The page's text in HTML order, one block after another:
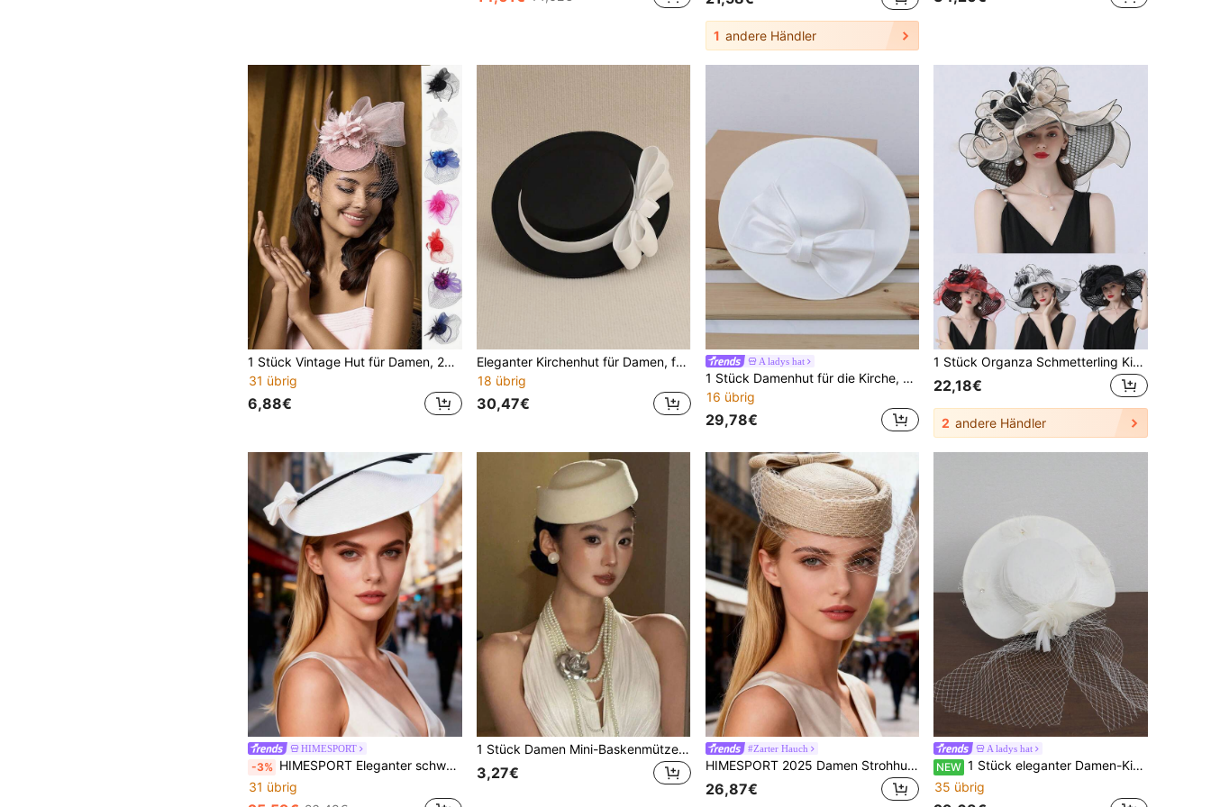
1 andere Händler
1 Stück Vintage Hut für Damen, 20er/50er Jahre Pillbox Hut, Kentucky Derby Hut mit Blumenspitze, Hochzeit Tee Party Hut
31 übrig
6,88€
Eleganter Kirchenhut für Damen, französischer Modehut, Mini-Brauthat, britischer Stilhut, Damenfascinatorhut, Retrohut, Schleifenhut, Geburtstagsfesttagskopfschmuck, Partykleiderhut, schwarzer Hut, Renneuhut, Abendkleiderhut, großer Hut
18 übrig
30,47€
A ladys hat
1 Stück Damenhut für die Kirche, geeignet für Hochzeitsfotografie, Partydekoration, hergestellt aus Polyesterfaser, in verschiedenen Farben erhältlich
16 übrig
29,78€
1 Stück Organza Schmetterling Kirche Derby Hut mit breiter Krempe Sonnenhut für Hochzeit Teegesellschaft Fascinator Hut für Frauen Damen eleganter Spitzenhut
22,18€
2 andere Händler
HIMESPORT
-3% HIMESPORT Eleganter schwarz-weiß gestreifter Hochzeits-Fascinator Hut für Damen, Vintage-Cupid-Stil mit Schleife und Federn, geeignet für Cocktailpartys, formelle Anlässe und Kirche
31 übrig
1 Stück Damen Mini-Baskenmütze aus Kunstwolle: eleganter Vintage-Stil, geeignet für Hochzeiten, Brautzeremonien, Teegesellschaften in der Kirche, Cocktailpartys, Kuppelmützen und Winteraccessoires
3,27€
#Zarter Hauch
HIMESPORT 2025 Damen Strohhut mit Schleier Netz Dekor, geeignet für Derby Rennen, Nachmittagstee, Kirche, Braut Hochzeit, Cocktailparty
26,87€
A ladys hat
NEW 1 Stück eleganter Damen-Kirchenhut, geeignet für Hochzeit, Hochzeitsfotografie, Teegesellschaft, Treffen, Party, dekorativer Hut, Material: Polyester (Polyester), in mehreren Farben erhältlich
35 übrig